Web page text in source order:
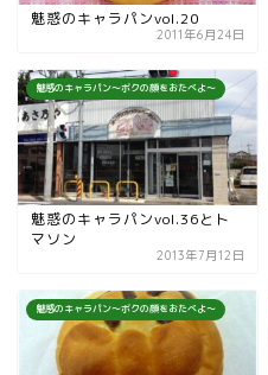
魅惑のキャラパンvol.20
2011年6月24日
魅惑のキャラパン～ボクの顔をおたべよ～
魅惑のキャラパンvol.36とト
マソン
2013年7月12日
魅惑のキャラパン～ボクの顔をおたべよ～